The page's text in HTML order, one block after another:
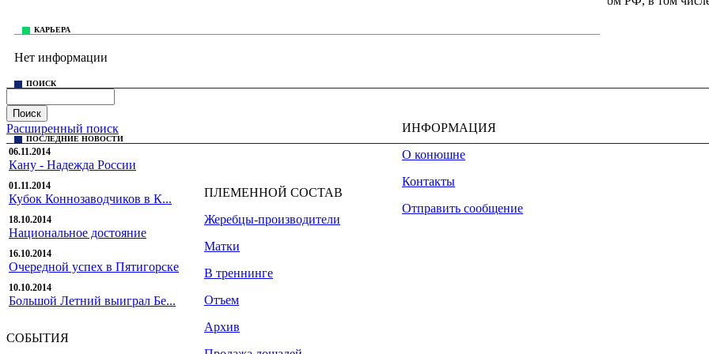
КАРЬЕРА
Нет информации
ПОИСК
Расширенный поиск
ПОСЛЕДНИЕ НОВОСТИ
06.11.2014
Кану - Надежда России
01.11.2014
Кубок Коннозаводчиков в К...
18.10.2014
Национальное достояние
16.10.2014
Очередной успех в Пятигорске
10.10.2014
Большой Летний выиграл Бе...
СОБЫТИЯ
ПЛЕМЕННОЙ СОСТАВ
Жеребцы-производители
Матки
В треннинге
Отъем
Архив
ИНФОРМАЦИЯ
О конюшне
Контакты
Отправить сообщение